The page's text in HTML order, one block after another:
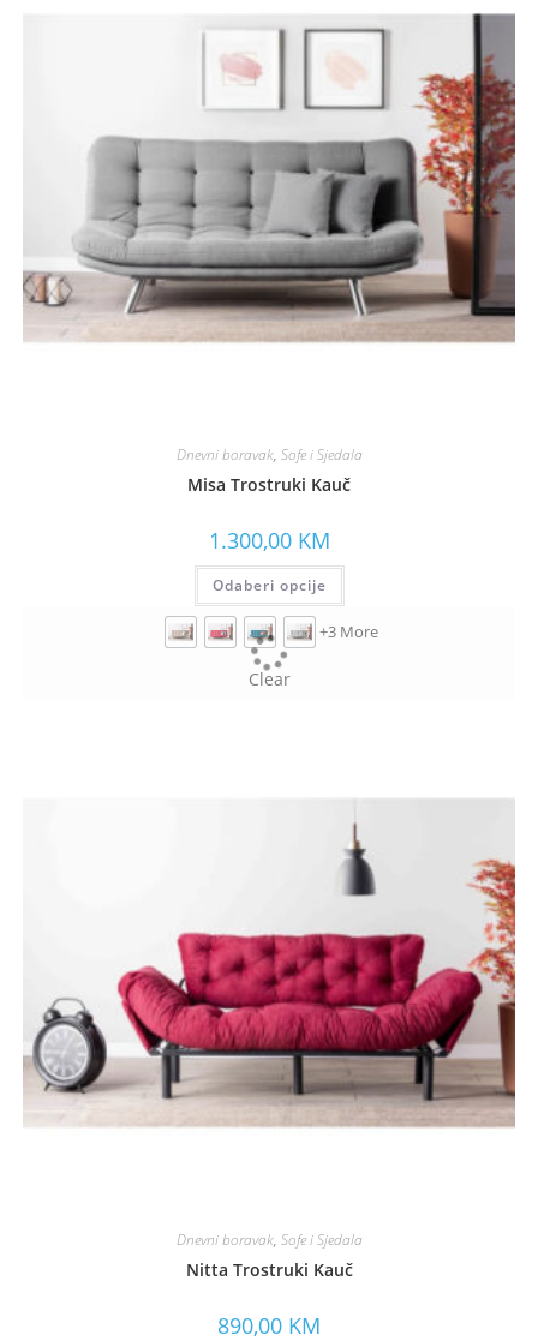
Dnevni boravak, Sofe i Sjedala
Misa Trostruki Kauč
1.300,00 KM
Odaberi opcije
+3 More
Clear
Dnevni boravak, Sofe i Sjedala
Nitta Trostruki Kauč
890,00 KM